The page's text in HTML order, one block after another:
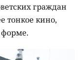
граждан
тонкое кино,
форме.